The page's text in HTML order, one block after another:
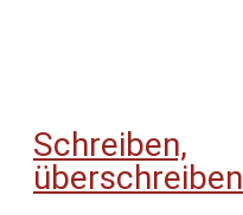
Schreiben,
überschreiben